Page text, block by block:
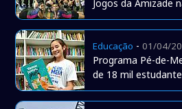
Jogos da Amizade
Educação -01/04/
Programa Pé-de-
de 18 mil